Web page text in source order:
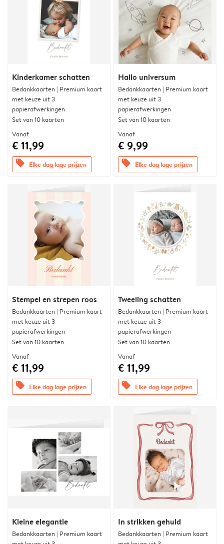
Kinderkamer schatten
Bedankkaarten | Premium kaart
met keuze uit 3
papierafwerkingen
Set van 10 kaarten
Vanaf
€ 11,99
offers Elke dag lage prijzen
Hallo universum
Bedankkaarten | Premium kaart
met keuze uit 3
papierafwerkingen
Set van 10 kaarten
Vanaf
€ 9,99
offers Elke dag lage prijzen
Stempel en strepen roos
Bedankkaarten | Premium kaart
met keuze uit 3
papierafwerkingen
Set van 10 kaarten
Vanaf
€ 11,99
offers Elke dag lage prijzen
Tweeling schatten
Bedankkaarten | Premium kaart
met keuze uit 3
papierafwerkingen
Set van 10 kaarten
Vanaf
€ 11,99
offers Elke dag lage prijzen
Kleine elegantie
Bedankkaarten | Premium kaart
In strikken gehuld
Bedankkaarten | Premium kaart